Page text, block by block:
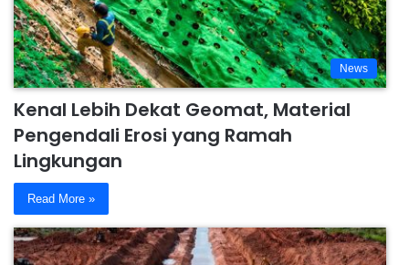
News
Kenal Lebih Dekat Geomat, Material
Pengendali Erosi yang Ramah
Lingkungan
Read More »